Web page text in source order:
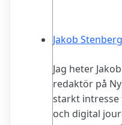
Jakob Stenberg
Jag heter
redaktör på
starkt intresse
och digital